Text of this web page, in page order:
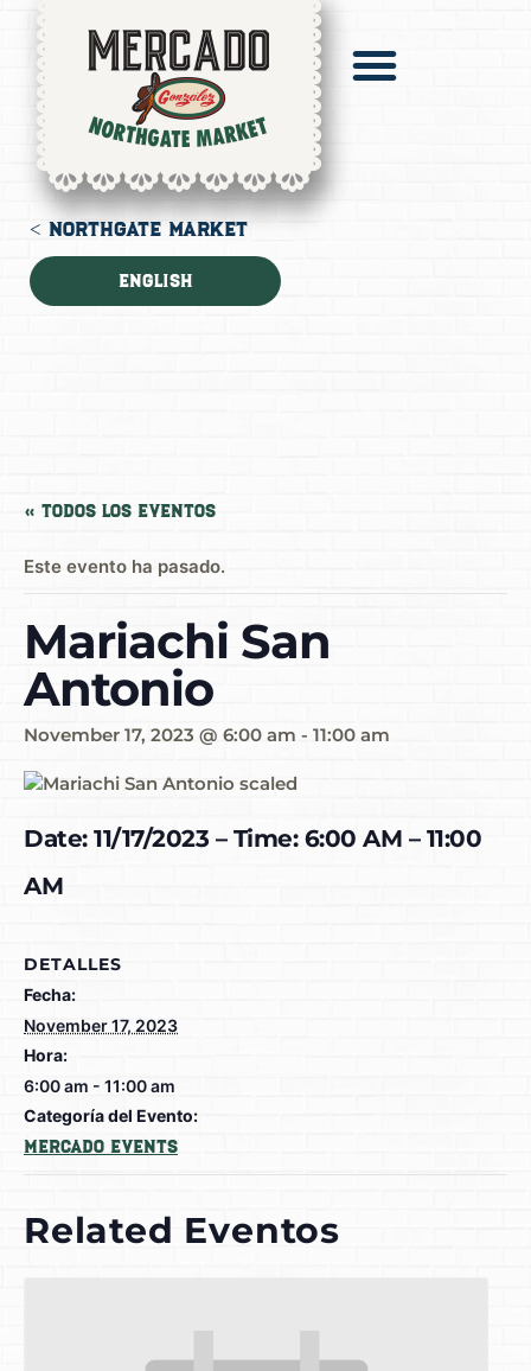
< NORTHGATE MARKET
English
« Todos los Eventos
Este evento ha pasado.
Mariachi San
Antonio
November 17, 2023 @ 6:00 am - 11:00 am
Date: 11/17/2023 – Time: 6:00 AM – 11:00
AM
DETALLES
Fecha:
November 17, 2023
Hora:
6:00 am - 11:00 am
Categoría del Evento:
Mercado Events
Related Eventos